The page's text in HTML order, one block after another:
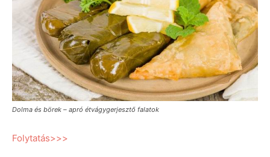
Dolma és börek – apró étvágygerjesztő falatok
Folytatás>>>